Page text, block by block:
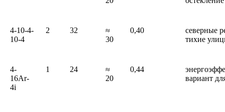
4-10-4-
10-4
2 32
≈
30
0,40
северные
тихие
4-
16Ar-
4i
1 24
≈
20
0,44
вариант